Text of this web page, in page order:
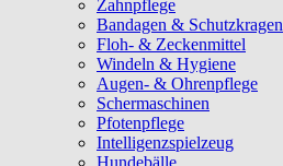
Zahnpflege
Bandagen & Schutzkragen
Floh- & Zeckenmittel
Windeln & Hygiene
Augen- & Ohrenpflege
Schermaschinen
Pfotenpflege
Intelligenzspielzeug
Hundebälle